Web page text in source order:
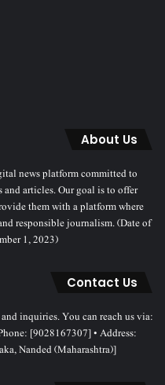
About Us
news platform committed to
articles. Our goal is to offer
them with a platform where
responsible journalism. (Date of
1, 2023)
Contact Us
inquiries. You can reach us via:
[9028167307] • Address:
Nanded (Maharashtra)]